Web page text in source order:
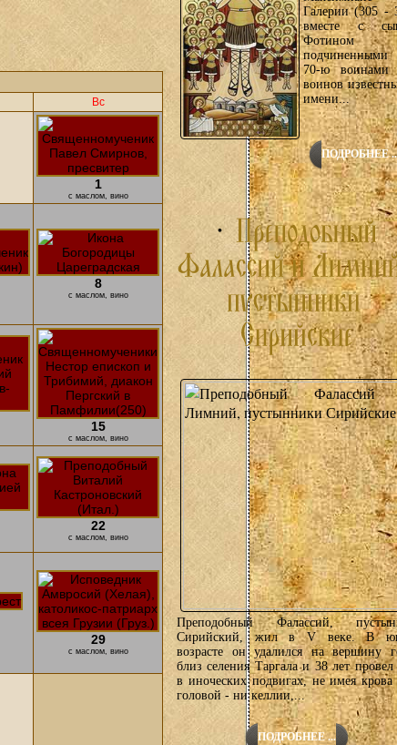
Галерии (305 -
вместе с
подчиненными
70-ю воинами
воинов
имени...
ПОДРОБНЕЕ
Преподобный Фалассий,
Сирийский, жил в V веке. В
возрасте он удалился на вершину
близ селения Таргала и 38 лет провел
в иноческих подвигах, не имея крова
головой - ни келлии,...
ПОДРОБНЕЕ ...
Вс
1
с маслом, вино
8
с маслом, вино
15
с маслом, вино
22
с маслом, вино
29
с маслом, вино